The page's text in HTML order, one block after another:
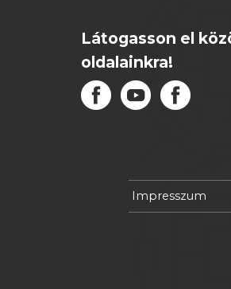
Látogasson el
oldalainkra!
Impresszum